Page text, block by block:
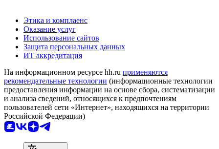
Этика и комплаенс
Оказание услуг
Использование сайтов
Защита персональных данных
ИТ аккредитация
На информационном ресурсе hh.ru применяются
рекомендательные технологии (информационные технологии
предоставления информации на основе сбора, систематизации
и анализа сведений, относящихся к предпочтениям
пользователей сети «Интернет», находящихся на территории
Российской Федерации)